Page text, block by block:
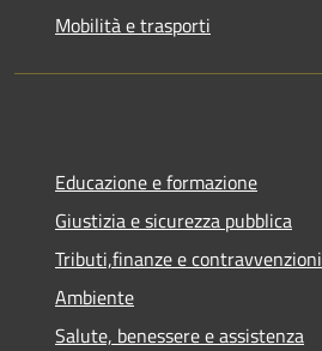
Mobilità e trasporti
Educazione e formazione
Giustizia e sicurezza pubblica
Tributi,finanze e contravvenzioni
Ambiente
Salute, benessere e assistenza